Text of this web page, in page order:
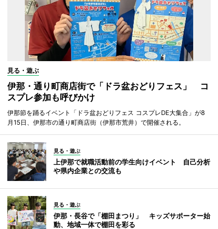
見る・遊ぶ
伊那・通り町商店街で「ドラ盆おどりフェス」 コ
スプレ参加も呼びかけ
伊那節を踊るイベント「ドラ盆おどりフェス コスプレDE大集合」が8
月15日、伊那市の通り町商店街（伊那市荒井）で開催される。
見る・遊ぶ
上伊那で就職活動前の学生向けイベント 自己分析
や県内企業との交流も
見る・遊ぶ
伊那・長谷で「棚田まつり」 キッズサポーター始
動、地域一体で棚田を彩る